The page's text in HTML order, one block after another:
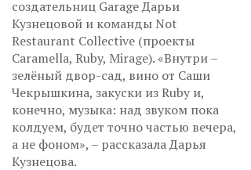
создательниц Garage Дарьи
Кузнецовой и команды Not
Restaurant Collective (проекты
Caramella, Ruby, Mirage). «Внутри –
зелёный двор-сад, вино от Саши
Чекрышкина, закуски из Ruby и,
конечно, музыка: над звуком пока
колдуем, будет точно частью вечера,
а не фоном», – рассказала Дарья
Кузнецова.